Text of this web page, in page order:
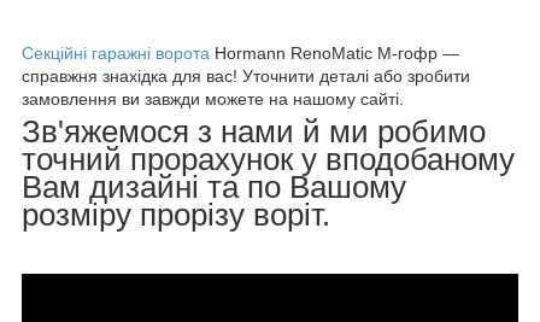
Секційні гаражні ворота Hormann RenoMatic M-гофр —
справжня знахідка для вас! Уточнити деталі або зробити
замовлення ви завжди можете на нашому сайті.
Зв'яжемося з нами й ми робимо
точний прорахунок у вподобаному
Вам дизайні та по Вашому
розміру прорізу воріт.